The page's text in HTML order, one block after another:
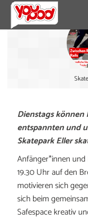
Dienstags können
entspannten und
Skatepark Eller
Anfänger*innen
19.30 Uhr auf den
motivieren sich
sich beim
Safespace kreativ